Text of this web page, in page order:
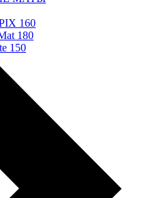
160
180
150